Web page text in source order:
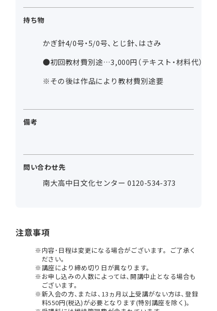
持ち物
かぎ針4/0号・5/0号、とじ針、はさみ
●初回教材費別途…3,000円（テキスト・材料代）
※その後は作品により教材費別途要
備考
問い合わせ先
南大高中日文化センター 0120-534-373
注意事項
内容･日程は変更になる場合がございます。ご了承く
ださい。
講座により締め切り日が異なります。
お申し込みの人数によっては､開講中止となる場合も
ございます。
新入会の方､または､13ヵ月以上受講がない方は､登録
料550円(税込)が必要となります(特別講座を除く)。